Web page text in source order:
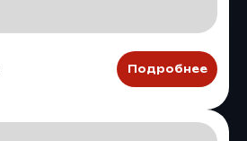
Подробнее